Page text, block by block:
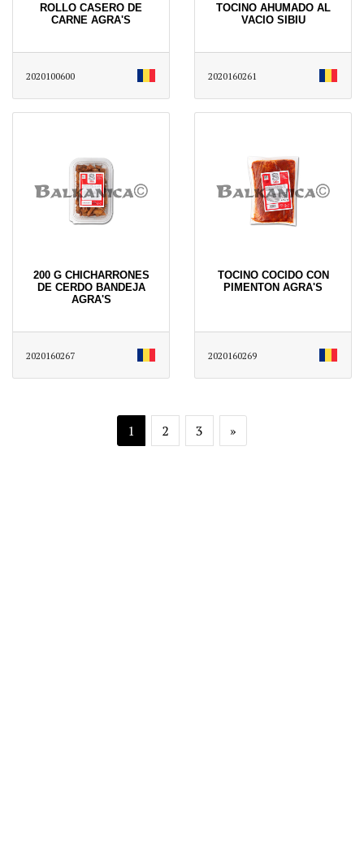
ROLLO CASERO DE
CARNE AGRA'S
2020100600
TOCINO AHUMADO AL
VACIO SIBIU
2020160261
200 G CHICHARRONES
DE CERDO BANDEJA
AGRA'S
2020160267
TOCINO COCIDO CON
PIMENTON AGRA'S
2020160269
1 2 3 »